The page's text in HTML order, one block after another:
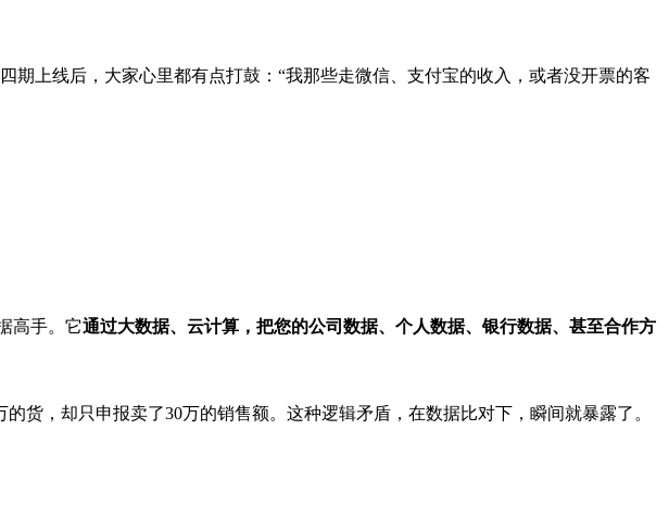
期上线后，大家心里都有点打鼓：“我那些走微信、支付宝的收入，或者没开票的客
高手。它通过大数据、云计算，把您的公司数据、个人数据、银行数据、甚至合作方
货，却只申报卖了30万的销售额。这种逻辑矛盾，在数据比对下，瞬间就暴露了。